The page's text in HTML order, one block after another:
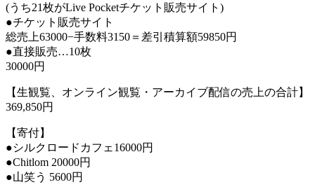
(うち21枚がLive Pocketチケット販売サイト)
●チケット販売サイト
総売上63000−手数料3150＝差引積算額59850円
●直接販売…10枚
30000円
【生観覧、オンライン観覧・アーカイブ配信の売上の合計】
369,850円
【寄付】
●シルクロードカフェ16000円
●Chitlom 20000円
●山笑う 5600円